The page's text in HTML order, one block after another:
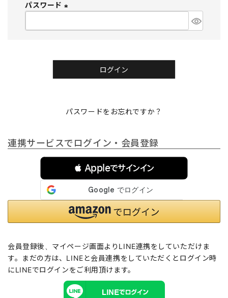
)
パスワード
必
ログイン
パスワードをお忘れですか？
連携サービスでログイン・会員登録
 Appleでサインイン
会員登録後、マイページ画面よりLINE連携をしていただけま
す。まだの方は、 LINEと会員連携をしていただくとログイン時
にLINEでログインをご利用頂けます。